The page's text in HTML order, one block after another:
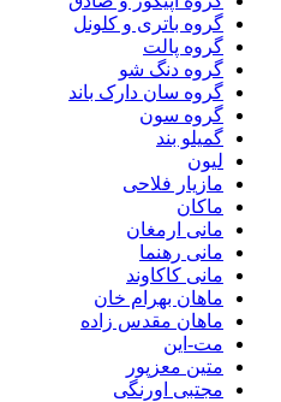
گروه باتری و کلونل
گروه پالت
گروه دنگ شو
گروه سان دارک باند
گروه سون
گمیلو بند
لیون
مازیار فلاحی
ماکان
مانی ارمغان
مانی رهنما
مانی کاکاوند
ماهان بهرام خان
ماهان مقدس زاده
مت-این
متین معزپور
مجتبی اورنگی